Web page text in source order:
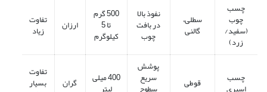
چسب
چوب
(سفید/
زرد)
سطلی،
گالنی
نفوذ بالا
در بافت
چوب
500 گرم
تا 5
کیلوگرم
ارزان تفاوت
زیاد
چسب قوطی
پوشش
سریع 400 میلی گران
تفاوت
بسیار